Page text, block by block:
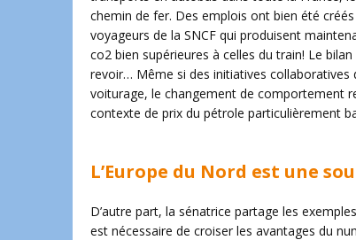
chemin de fer. Des emplois ont bien été
voyageurs de la SNCF qui produisent
co2 bien supérieures à celles du train! Le
revoir… Même si des initiatives collaboratives
voiturage, le changement de comportement
contexte de prix du pétrole particulièrement
L’Europe du Nord est une
D’autre part, la sénatrice partage les
est nécessaire de croiser les avantages du